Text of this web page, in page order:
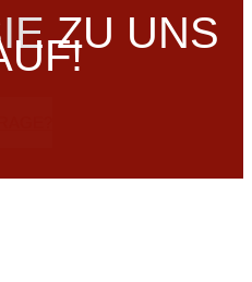
ZU UNS